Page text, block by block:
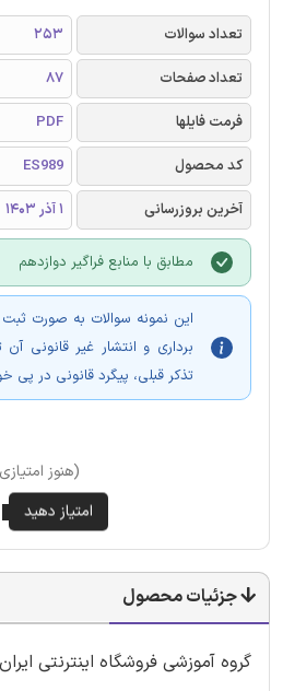
تعداد سوالات
253
تعداد صفحات
87
فرمت فایلها
PDF
کد محصول
ES989
آخرین بروزرسانی
1 آذر 1403
مطابق با منابع فراگیر دوازدهم
این نمونه سوالات به صورت
برداری و انتشار غیر قانونی
تذکر قبلی، پیگرد قانونی در پی
(هنوز
جزئیات محصول
گروه آموزشی فروشگاه اینترنتی